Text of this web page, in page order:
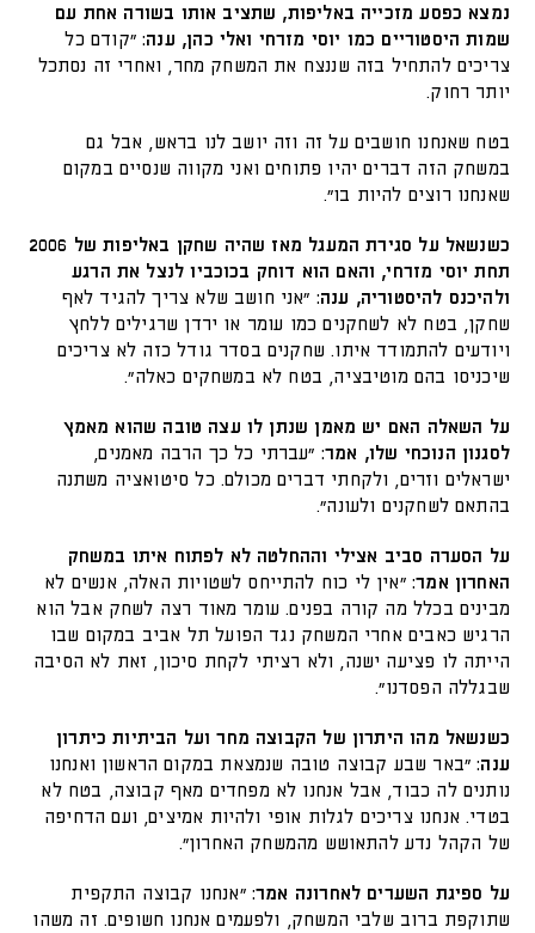
נמצא כפסע מזכייה באליפות, שתציב אותו בשורה אחת עם
שמות היסטוריים כמו יוסי מזרחי ואלי כהן, ענה:"קודם כל
צריכים להתחיל בזה שננצח את המשחק מחר, ואחרי זה נסתכל
יותר רחוק.
בטח שאנחנו חושבים על זה וזה יושב לנו בראש, אבל גם
במשחק הזה דברים יהיו פתוחים ואני מקווה שנסיים במקום
שאנחנו רוצים להיות בו".
כשנשאל על סגירת המעגל מאז שהיה שחקן באליפות של 2006
תחת יוסי מזרחי, והאם הוא דוחק בכוכביו לנצל את הרגע
ולהיכנס להיסטוריה, ענה: "אני חושב שלא צריך להגיד לאף
שחקן, בטח לא לשחקנים כמו עומר או ירדן שרגילים ללחץ
ויודעים להתמודד איתו. שחקנים בסדר גודל כזה לא צריכים
שיכניסו בהם מוטיבציה, בטח לא במשחקים כאלה".
על השאלה האם יש מאמן שנתן לו עצה טובה שהוא מאמץ
לסגנון הנוכחי שלו, אמר: "עברתי כל כך הרבה מאמנים,
ישראלים וזרים, ולקחתי דברים מכולם. כל סיטואציה משתנה
בהתאם לשחקנים ולעונה".
על הסערה סביב אצילי וההחלטה לא לפתוח איתו במשחק
האחרון אמר:"אין לי כוח להתייחס לשטויות האלה, אנשים לא
מבינים בכלל מה קורה בפנים. עומר מאוד רצה לשחק אבל הוא
הרגיש כאבים אחרי המשחק נגד הפועל תל אביב במקום שבו
הייתה לו פציעה ישנה, ולא רציתי לקחת סיכון, זאת לא הסיבה
שבגללה הפסדנו".
כשנשאל מהו היתרון של הקבוצה מחר ועל הביתיות כיתרון
ענה:"באר שבע קבוצה טובה שנמצאת במקום הראשון ואנחנו
נותנים לה כבוד, אבל אנחנו לא מפחדים מאף קבוצה, בטח לא
בטדי. אנחנו צריכים לגלות אופי ולהיות אמיצים, ועם הדחיפה
של הקהל נדע להתאושש מהמשחק האחרון".
על ספיגת השערים לאחרונה אמר: "אנחנו קבוצה התקפית
שתוקפת ברוב שלבי המשחק, ולפעמים אנחנו חשופים. זה משהו